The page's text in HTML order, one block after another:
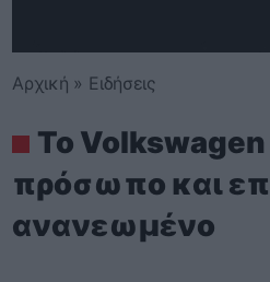
Αρχική » Ειδήσεις
To Volkswagen
πρόσωπο και
ανανεωμένο